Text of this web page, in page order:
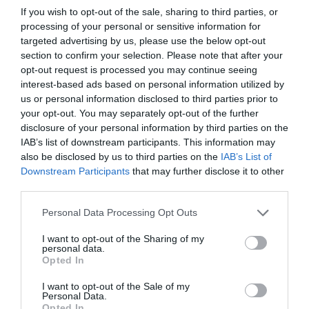
If you wish to opt-out of the sale, sharing to third parties, or
processing of your personal or sensitive information for
targeted advertising by us, please use the below opt-out
section to confirm your selection. Please note that after your
opt-out request is processed you may continue seeing
interest-based ads based on personal information utilized by
us or personal information disclosed to third parties prior to
your opt-out. You may separately opt-out of the further
disclosure of your personal information by third parties on the
IAB’s list of downstream participants. This information may
also be disclosed by us to third parties on the IAB’s List of
Downstream Participants that may further disclose it to other
Please note that this website/app uses one or more Google
not limited to your visit or usage behaviour. You may click to
grant or deny consent to Google and its third-party tags to
use your data for below specified purposes in below Google
consent section.
Personal Data Processing Opt Outs
I want to opt-out of the Sharing of my
personal data.
Opted In
I want to opt-out of the Sale of my
Personal Data.
καύσεις του οργανισμού (θερμογονική
δράση). Μελέτες που περιελάμβαναν
χορήγηση αφεψήματος πράσινου τσαγιού
έδειξαν πως θα μπορούσε να αυξήσει κατά 3-
4% την ενέργεια που καταναλώνουμε
καθημερινά, δηλαδή καθιστά τον ανθρώπινο
μεταβολισμό ικανό να ‘καίει’ περίπου 67
θερμίδες επιπλέον κατά τη διάρκεια της
μέρας.
Νερό:Σύμφωνα με έρευνα που είχε
δημοσιευθεί στο Journal of Clinical
Endocrinology and Metabolism, η